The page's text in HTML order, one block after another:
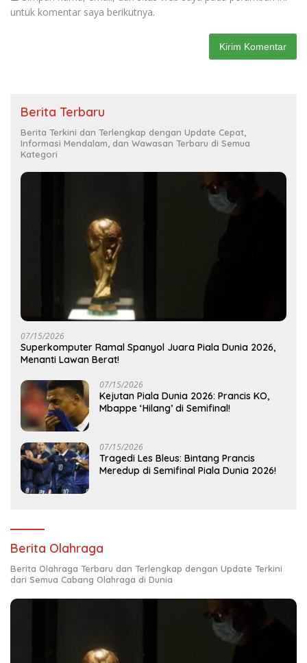
untuk komentar saya berikutnya.
Berita Terbaru
Berita Terkini dan Terlengkap dengan Update Cepat,
Informasi Mendalam, dan Wawasan Terbaru di Semua
Kategori
07/15/2026
Superkomputer Ramal Spanyol Juara Piala Dunia 2026,
Menanti Lawan Berat!
07/15/2026
Kejutan Piala Dunia 2026: Prancis KO,
Mbappe ‘Hilang’ di Semifinal!
07/15/2026
Tragedi Les Bleus: Bintang Prancis
Meredup di Semifinal Piala Dunia 2026!
Berita Olahraga
Berita Olahraga Terbaru dan Terlengkap dengan Update Terkini
dari Semua Cabang Olahraga di Dunia